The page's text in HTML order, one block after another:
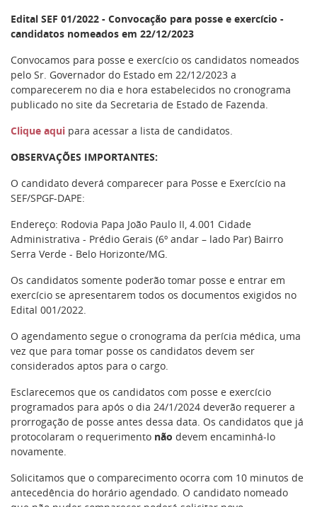
Edital SEF 01/2022 - Convocação para posse e exercício -
candidatos nomeados em 22/12/2023
Convocamos para posse e exercício os candidatos nomeados
pelo Sr. Governador do Estado em 22/12/2023 a
comparecerem no dia e hora estabelecidos no cronograma
publicado no site da Secretaria de Estado de Fazenda.
Clique aqui para acessar a lista de candidatos.
OBSERVAÇÕES IMPORTANTES:
O candidato deverá comparecer para Posse e Exercício na
SEF/SPGF-DAPE:
Endereço: Rodovia Papa João Paulo II, 4.001 Cidade
Administrativa - Prédio Gerais (6º andar – lado Par) Bairro
Serra Verde - Belo Horizonte/MG.
Os candidatos somente poderão tomar posse e entrar em
exercício se apresentarem todos os documentos exigidos no
Edital 001/2022.
O agendamento segue o cronograma da perícia médica, uma
vez que para tomar posse os candidatos devem ser
considerados aptos para o cargo.
Esclarecemos que os candidatos com posse e exercício
programados para após o dia 24/1/2024 deverão requerer a
prorrogação de posse antes dessa data. Os candidatos que já
protocolaram o requerimento não devem encaminhá-lo
novamente.
Solicitamos que o comparecimento ocorra com 10 minutos de
antecedência do horário agendado. O candidato nomeado